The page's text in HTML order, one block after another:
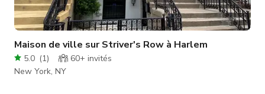
Maison de ville sur Striver's Row à Harlem
5.0 (1) 60+ invités
New York, NY